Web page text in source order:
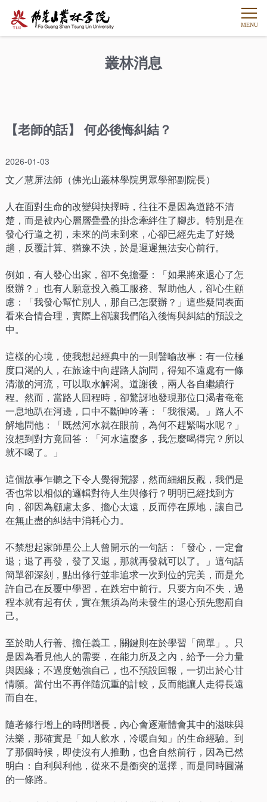
叢林消息
【老師的話】 何必後悔糾結？
2026-01-03
文／慧屏法師（佛光山叢林學院男眾學部副院長）
人在面對生命的改變與抉擇時，往往不是因為道路不清
楚，而是被內心層層疊疊的掛念牽絆住了腳步。特別是在
發心行道之初，未來的尚未到來，心卻已經先走了好幾
趟，反覆計算、猶豫不決，於是遲遲無法安心前行。
例如，有人發心出家，卻不免擔憂：「如果將來退心了怎
麼辦？」也有人願意投入義工服務、幫助他人，卻心生顧
慮：「我發心幫忙別人，那自己怎麼辦？」這些疑問表面
看來合情合理，實際上卻讓我們陷入後悔與糾結的預設之
中。
這樣的心境，使我想起經典中的一則譬喻故事：有一位極
度口渴的人，在旅途中向趕路人詢問，得知不遠處有一條
清澈的河流，可以取水解渴。道謝後，兩人各自繼續行
程。然而，當路人回程時，卻驚訝地發現那位口渴者奄奄
一息地趴在河邊，口中不斷呻吟著：「我很渴。」路人不
解地問他：「既然河水就在眼前，為何不趕緊喝水呢？」
沒想到對方竟回答：「河水這麼多，我怎麼喝得完？所以
就不喝了。」
這個故事乍聽之下令人覺得荒謬，然而細細反觀，我們是
否也常以相似的邏輯對待人生與修行？明明已經找到方
向，卻因為顧慮太多、擔心太遠，反而停在原地，讓自己
在無止盡的糾結中消耗心力。
不禁想起家師星公上人曾開示的一句話：「發心，一定會
退；退了再發，發了又退，那就再發就可以了。」這句話
簡單卻深刻，點出修行並非追求一次到位的完美，而是允
許自己在反覆中學習，在跌宕中前行。只要方向不失，過
程本就有起有伏，實在無須為尚未發生的退心預先懲罰自
己。
至於助人行善、擔任義工，關鍵則在於學習「簡單」。只
是因為看見他人的需要，在能力所及之內，給予一分力量
與因緣；不過度勉強自己，也不預設回報，一切出於心甘
情願。當付出不再伴隨沉重的計較，反而能讓人走得長遠
而自在。
隨著修行增上的時間增長，內心會逐漸體會其中的滋味與
法樂，那確實是「如人飲水，冷暖自知」的生命經驗。到
了那個時候，即使沒有人推動，也會自然前行，因為已然
明白：自利與利他，從來不是衝突的選擇，而是同時圓滿
的一條路。